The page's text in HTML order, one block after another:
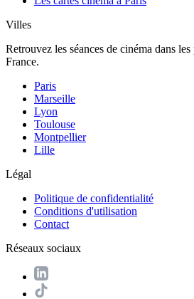
Villes
Retrouvez les séances de cinéma dans
France.
Paris
Marseille
Lyon
Toulouse
Montpellier
Lille
Légal
Politique de confidentialité
Conditions d'utilisation
Contact
Réseaux sociaux